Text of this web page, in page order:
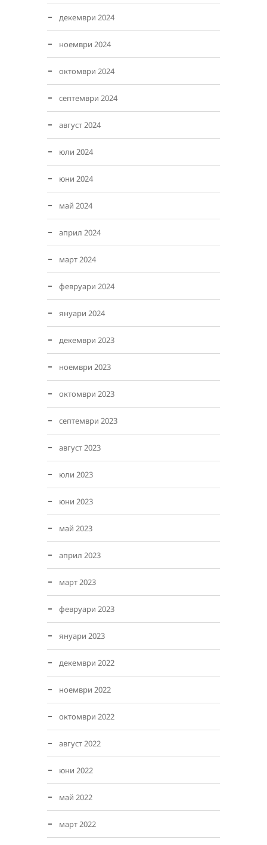
декември 2024
ноември 2024
октомври 2024
септември 2024
август 2024
юли 2024
юни 2024
май 2024
април 2024
март 2024
февруари 2024
януари 2024
декември 2023
ноември 2023
октомври 2023
септември 2023
август 2023
юли 2023
юни 2023
май 2023
април 2023
март 2023
февруари 2023
януари 2023
декември 2022
ноември 2022
октомври 2022
август 2022
юни 2022
май 2022
март 2022